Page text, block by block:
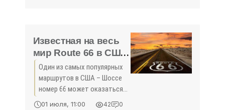
достопримечательностей
Известная на весь
мир Route 66 в США
может исчезнуть -
«Новости Туризма»
Один из самых популярных
маршрутов в США – Шоссе
номер 66 может оказаться
под угрозой. Об этом пишет
01 июля, 11:00 42 0